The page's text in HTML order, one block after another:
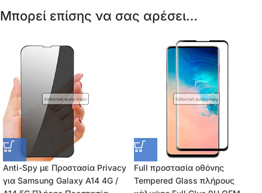
Μπορεί επίσης να σας αρέσει…
Ενδεικτική φωτογραφία
Anti-Spy με Προστασία Privacy
για Samsung Galaxy A14 4G /
Ενδεικτική φωτογραφία
Full προστασία οθόνης
Tempered Glass πλήρους